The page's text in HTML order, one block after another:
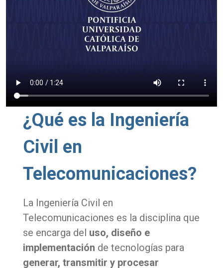
¿Qué es la Ingeniería
Civil en
Telecomunicaciones?
La Ingeniería Civil en
Telecomunicaciones es la disciplina que
se encarga del uso, diseño e
implementación de tecnologías para
generar, transmitir y procesar